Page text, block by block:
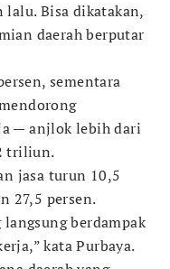
lalu. Bisa dikatakan,
daerah berputar
sementara
— anjlok lebih dari
triliun.
jasa turun 10,5
27,5 persen.
berdampak
kata Purbaya.